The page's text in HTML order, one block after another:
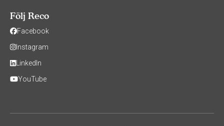
Följ Reco
Facebook
Instagram
LinkedIn
YouTube